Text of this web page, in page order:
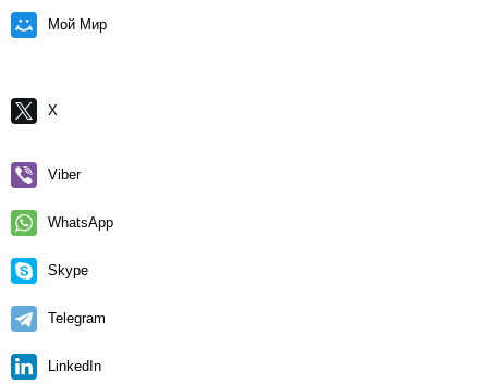
Мой Мир
X
Viber
WhatsApp
Skype
Telegram
LinkedIn